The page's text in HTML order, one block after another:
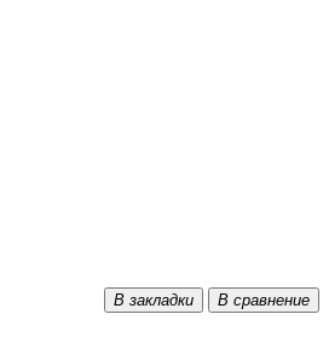
В закладки В сравнение